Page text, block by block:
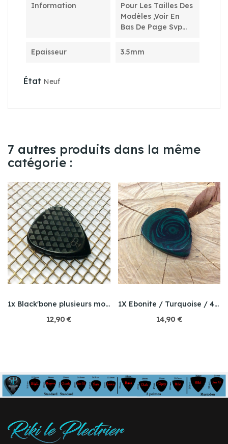
Information
Pour Les Tailles Des
Modèles ,voir En
Bas De Page Svp...
Epaisseur 3.5mm
État Neuf
7 autres produits dans la même
catégorie :
1x Black'bone plusieurs modèles
12,90 €
1X Ebonite / Turquoise / 4 Modèle au choix
14,90 €